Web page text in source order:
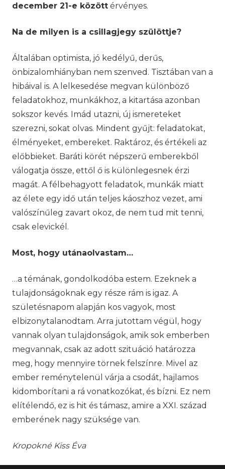
december 21-e között érvényes.
Na de milyen is a csillagjegy szülöttje?
Általában optimista, jó kedélyű, derűs,
önbizalomhiányban nem szenved. Tisztában van a
hibáival is. A lelkesedése megvan különböző
feladatokhoz, munkákhoz, a kitartása azonban
sokszor kevés. Imád utazni, új ismereteket
szerezni, sokat olvas. Mindent gyűjt: feladatokat,
élményeket, embereket. Raktároz, és értékeli az
előbbieket. Baráti körét népszerű emberekből
válogatja össze, ettől ő is különlegesnek érzi
magát. A félbehagyott feladatok, munkák miatt
az élete egy idő után teljes káoszhoz vezet, ami
valószínűleg zavart okoz, de nem tud mit tenni,
csak elevickél.
Most, hogy utánaolvastam…
…a témának, gondolkodóba estem. Ezeknek a
tulajdonságoknak egy része rám is igaz. A
születésnapom alapján kos vagyok, most
elbizonytalanodtam. Arra jutottam végül, hogy
vannak olyan tulajdonságok, amik sok emberben
megvannak, csak az adott szituáció határozza
meg, hogy mennyire törnek felszínre. Mivel az
ember reménytelenül várja a csodát, hajlamos
kidomborítani a rá vonatkozókat, és bízni. Ez nem
elítélendő, ez is hit és támasz, amire a XXI. század
emberének nagy szüksége van.
Kropokné Kiss Éva